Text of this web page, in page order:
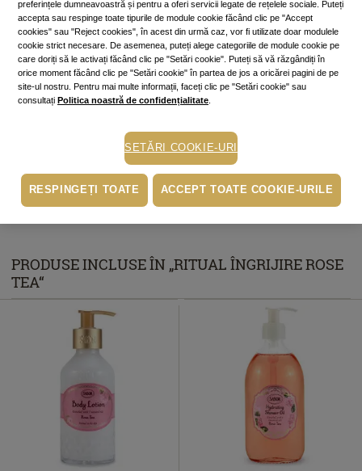
ALERTĂ STOC
Alertă stoc
Adaugă produsul în lista de alerte de stoc din contul tău și îți vom trimite un
mesaj când produsul va fi disponibil. Adaugă alertă
Până la 6 rate fără dobândă
În funcție de cardul tău de credit, poți plăti în până la 6 rate alegând
varianta potrivită direct pe pagina procesatorului de plăți PayU.
mult
Ridicare gratuită din magazine
PRODUSE INCLUSE ÎN „RITUAL ÎNGRIJIRE ROSE
TEA“
preferințele dumneavoastră și pentru a oferi servicii legate de rețelele sociale. Puteți
accepta sau respinge toate tipurile de module cookie făcând clic pe "Accept
cookies" sau "Reject cookies", în acest din urmă caz, vor fi utilizate doar modulele
cookie strict necesare. De asemenea, puteți alege categoriile de module cookie pe
care doriți să le activați făcând clic pe "Setări cookie". Puteți să vă răzgândiți în
orice moment făcând clic pe "Setări cookie" în partea de jos a oricărei pagini de pe
site-ul nostru. Pentru mai multe informații, faceți clic pe "Setări cookie" sau
consultați Politica noastră de confidențialitate
SETĂRI COOKIE-URI
RESPINGEȚI TOATE ACCEPT TOATE COOKIE-URILE